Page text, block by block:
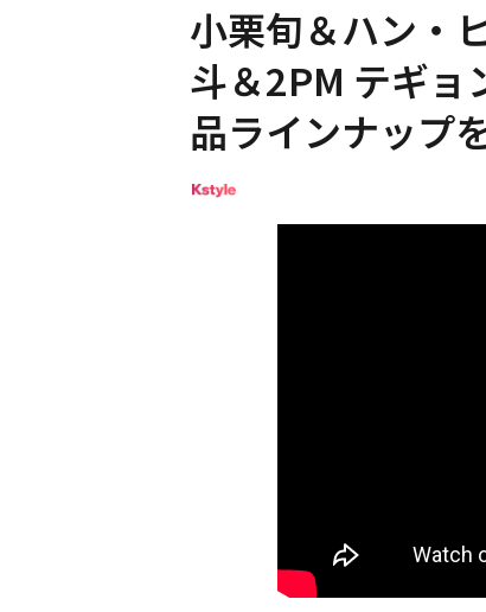
小栗旬＆ハン・
斗＆2PM テギ
品ラインナップ